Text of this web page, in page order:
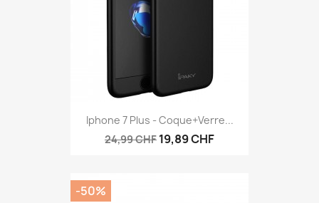
Iphone 7 Plus - Coque+verre...
24,99 CHF 19,89 CHF
-50%